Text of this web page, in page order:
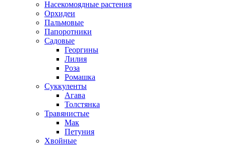
Насекомоядные растения
Орхидеи
Пальмовые
Папоротники
Садовые
Георгины
Лилия
Роза
Ромашка
Суккуленты
Агава
Толстянка
Травянистые
Мак
Петуния
Хвойные